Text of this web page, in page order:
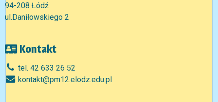
94-208 Łódź
ul.Daniłowskiego 2
Kontakt
tel. 42 633 26 52
kontakt@pm12.elodz.edu.pl